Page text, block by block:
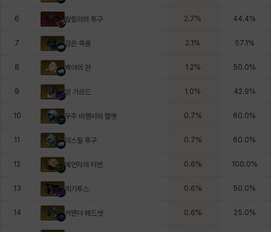
6 발할라의 투구 2.7% 44.4%
7 검은 죽음 2.1 % 57.1 %
8 백야의 관 1.2% 50.0%
9 앙 가르드 1.0% 42.9%
10 우주 비행사의 헬멧 0.7% 60.0%
11 미스릴 투구 0.7% 60.0%
12 예언자의 터번 0.6% 100.0%
13 레가투스 0.6% 50.0%
14 커맨더 헤드셋 0.6% 25.0%